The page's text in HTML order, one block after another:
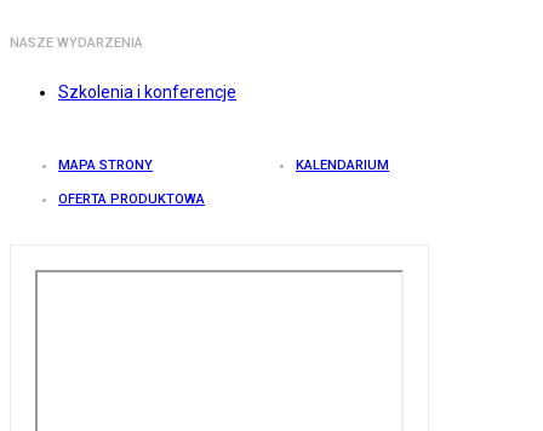
NASZE WYDARZENIA
Szkolenia i konferencje
MAPA STRONY KALENDARIUM
OFERTA PRODUKTOWA